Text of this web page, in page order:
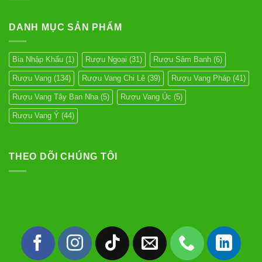
Fortadeck.vn phân phối ván sàn composite
Tư vấn đầu tư chứng khoán
Sauvignon
Hướng
Rượu
Vang
Đúng
Cách
DANH MỤC SẢN PHẨM
Bia Nhập Khẩu (1) Rượu Ngoại (31) Rượu Sâm Banh (6)
Rượu Vang (134) Rượu Vang Chi Lê (39) Rượu Vang Pháp (41)
Rượu Vang Tây Ban Nha(5) Rượu Vang Úc (5)
Rượu Vang Ý (44)
THEO DÕI CHÚNG TÔI